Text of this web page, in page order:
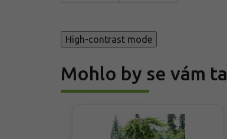
High-contrast mode
Mohlo by se vám